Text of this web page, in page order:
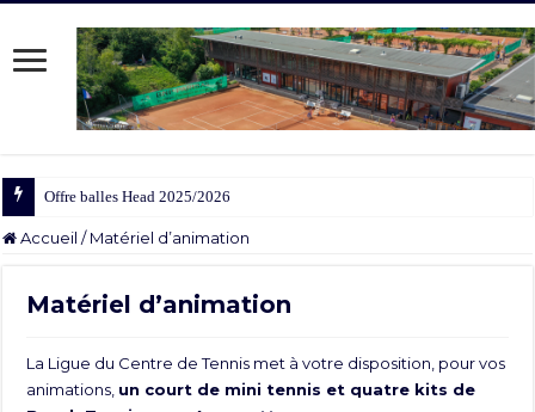
Offre balles Head 2025/2026
Accueil / Matériel d’animation
Matériel d’animation
La Ligue du Centre de Tennis met à votre disposition, pour vos
animations, un court de mini tennis et quatre kits de